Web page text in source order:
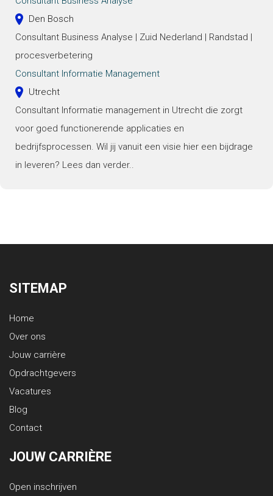
Den Bosch
Consultant Business Analyse | Zuid Nederland | Randstad |
procesverbetering
Consultant Informatie Management
Utrecht
Consultant Informatie management in Utrecht die zorgt
voor goed functionerende applicaties en
bedrijfsprocessen. Wil jij vanuit een visie hier een bijdrage
in leveren? Lees dan verder..
SITEMAP
Home
Over ons
Jouw carrière
Opdrachtgevers
Vacatures
Blog
Contact
JOUW CARRIÈRE
Open inschrijven